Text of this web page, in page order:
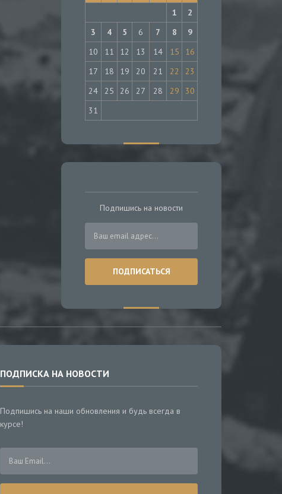
1
2
3
4 5 6 7 8
9
10
11 12 13 14 15
16
17
18 19 20 21 22
23
24
25 26 27 28 29
30
31
Подпишись на новости
ПОДПИСКА НА НОВОСТИ
Подпишись на наши обновления и будь всегда в
курсе!